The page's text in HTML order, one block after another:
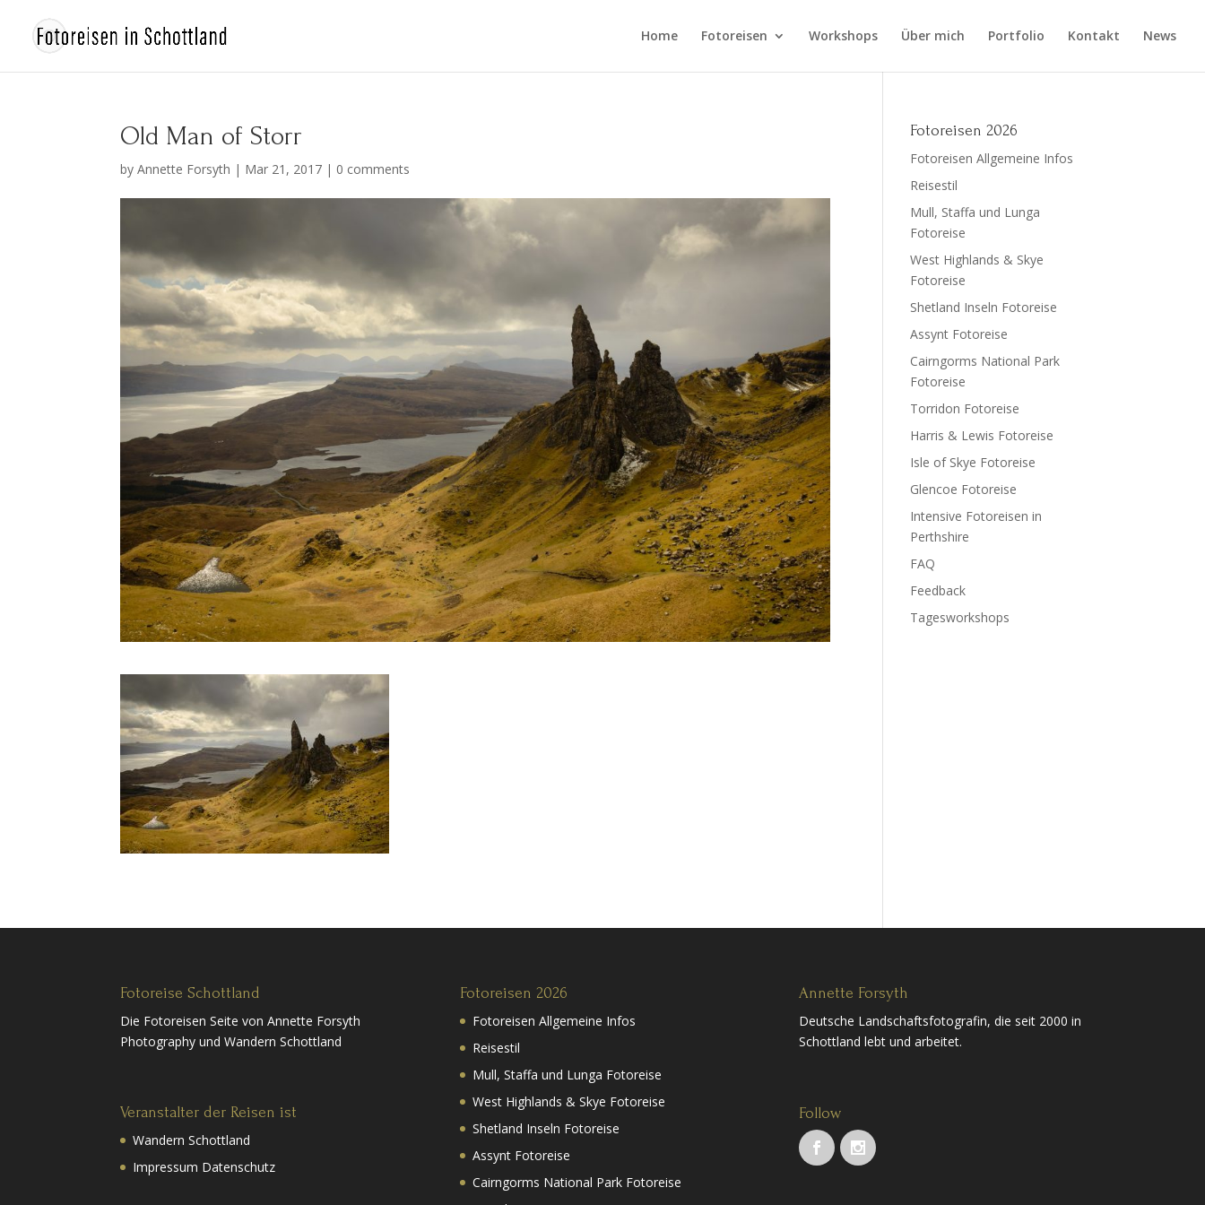
Home Fotoreisen Workshops Über mich Portfolio Kontakt News
Old Man of Storr
byAnnette Forsyth | Mar 21, 2017 | 0 comments
Fotoreisen 2026
Fotoreisen Allgemeine Infos
Reisestil
Mull, Staffa und Lunga
Fotoreise
West Highlands & Skye
Fotoreise
Shetland Inseln Fotoreise
Assynt Fotoreise
Cairngorms National Park
Fotoreise
Torridon Fotoreise
Harris & Lewis Fotoreise
Isle of Skye Fotoreise
Glencoe Fotoreise
Intensive Fotoreisen in
Perthshire
FAQ
Feedback
Tagesworkshops
Fotoreise Schottland
Die Fotoreisen Seite von Annette Forsyth
Photography und Wandern Schottland
Veranstalter der Reisen ist
Wandern Schottland
Impressum Datenschutz
Fotoreisen 2026
Fotoreisen Allgemeine Infos
Reisestil
Mull, Staffa und Lunga Fotoreise
West Highlands & Skye Fotoreise
Shetland Inseln Fotoreise
Assynt Fotoreise
Cairngorms National Park Fotoreise
Annette Forsyth
Deutsche Landschaftsfotografin, die seit 2000 in
Schottland lebt und arbeitet.
Follow